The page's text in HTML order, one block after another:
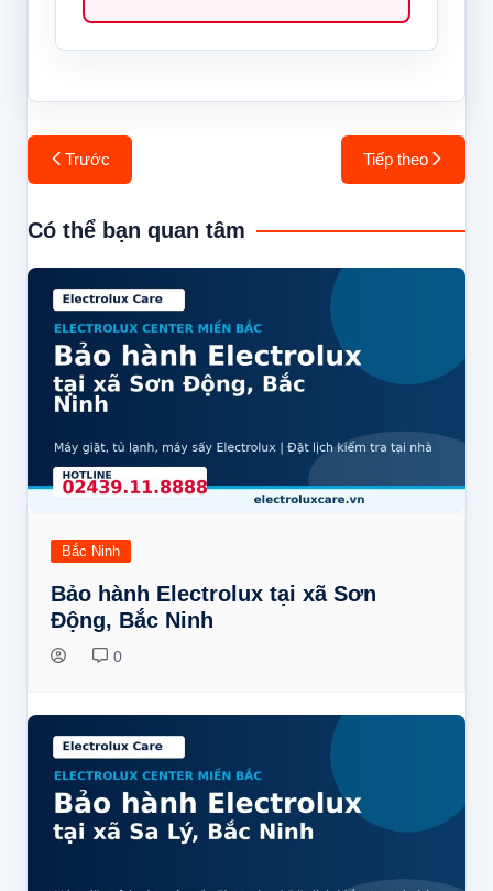
Điều
hướng
bài
Trước Tiếp theo
Có thể bạn quan tâm
Bắc Ninh
Bảo hành Electrolux tại xã Sơn
Động, Bắc Ninh
0